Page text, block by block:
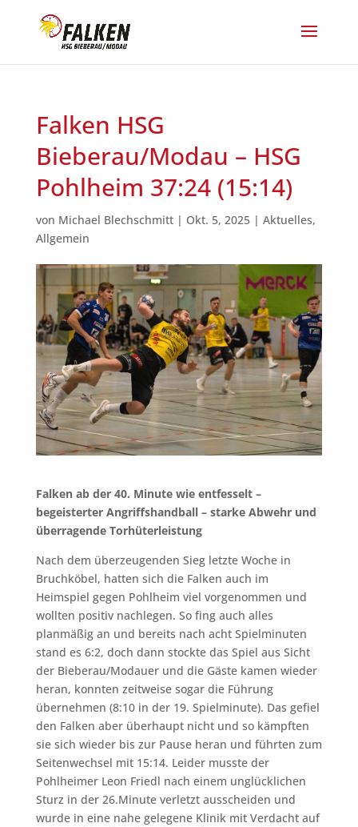
Falken HSG
Bieberau/Modau – HSG
Pohlheim 37:24 (15:14)
von Michael Blechschmitt| Okt. 5, 2025| Aktuelles,
Allgemein
Falken ab der 40. Minute wie entfesselt –
begeisterter Angriffshandball – starke Abwehr und
überragende Torhüterleistung
Nach dem überzeugenden Sieg letzte Woche in
Bruchköbel, hatten sich die Falken auch im
Heimspiel gegen Pohlheim viel vorgenommen und
wollten positiv nachlegen. So fing auch alles
planmäßig an und bereits nach acht Spielminuten
stand es 6:2, doch dann stockte das Spiel aus Sicht
der Bieberau/Modauer und die Gäste kamen wieder
heran, konnten zeitweise sogar die Führung
übernehmen (8:10 in der 19. Spielminute). Das gefiel
den Falken aber überhaupt nicht und so kämpften
sie sich wieder bis zur Pause heran und führten zum
Seitenwechsel mit 15:14. Leider musste der
Pohlheimer Leon Friedl nach einem unglücklichen
Sturz in der 26.Minute verletzt ausscheiden und
wurde in eine nahe gelegene Klinik mit Verdacht auf